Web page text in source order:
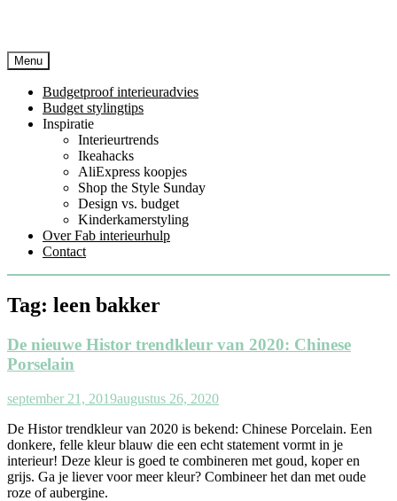
Menu
Budgetproof interieuradvies
Budget stylingtips
Inspiratie
Interieurtrends
Ikeahacks
AliExpress koopjes
Shop the Style Sunday
Design vs. budget
Kinderkamerstyling
Over Fab interieurhulp
Contact
Tag: leen bakker
De nieuwe Histor trendkleur van 2020: Chinese
Porselain
september 21, 2019augustus 26, 2020
De Histor trendkleur van 2020 is bekend: Chinese Porcelain. Een
donkere, felle kleur blauw die een echt statement vormt in je
interieur! Deze kleur is goed te combineren met goud, koper en
grijs. Ga je liever voor meer kleur? Combineer het dan met oude
roze of aubergine.